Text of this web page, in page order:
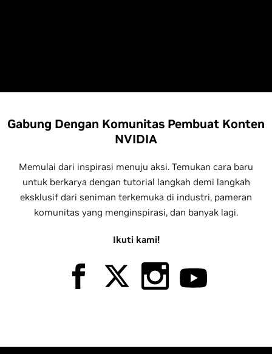
Gabung Dengan Komunitas Pembuat Konten
NVIDIA
Memulai dari inspirasi menuju aksi. Temukan cara baru
untuk berkarya dengan tutorial langkah demi langkah
eksklusif dari seniman terkemuka di industri, pameran
komunitas yang menginspirasi, dan banyak lagi.
Ikuti kami!